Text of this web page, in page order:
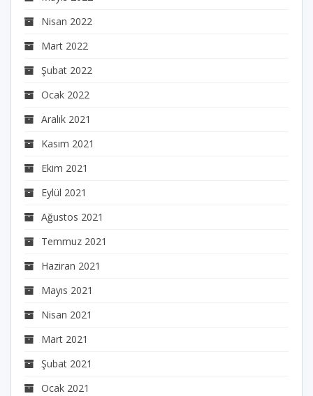
Nisan 2022
Mart 2022
Şubat 2022
Ocak 2022
Aralık 2021
Kasım 2021
Ekim 2021
Eylül 2021
Ağustos 2021
Temmuz 2021
Haziran 2021
Mayıs 2021
Nisan 2021
Mart 2021
Şubat 2021
Ocak 2021